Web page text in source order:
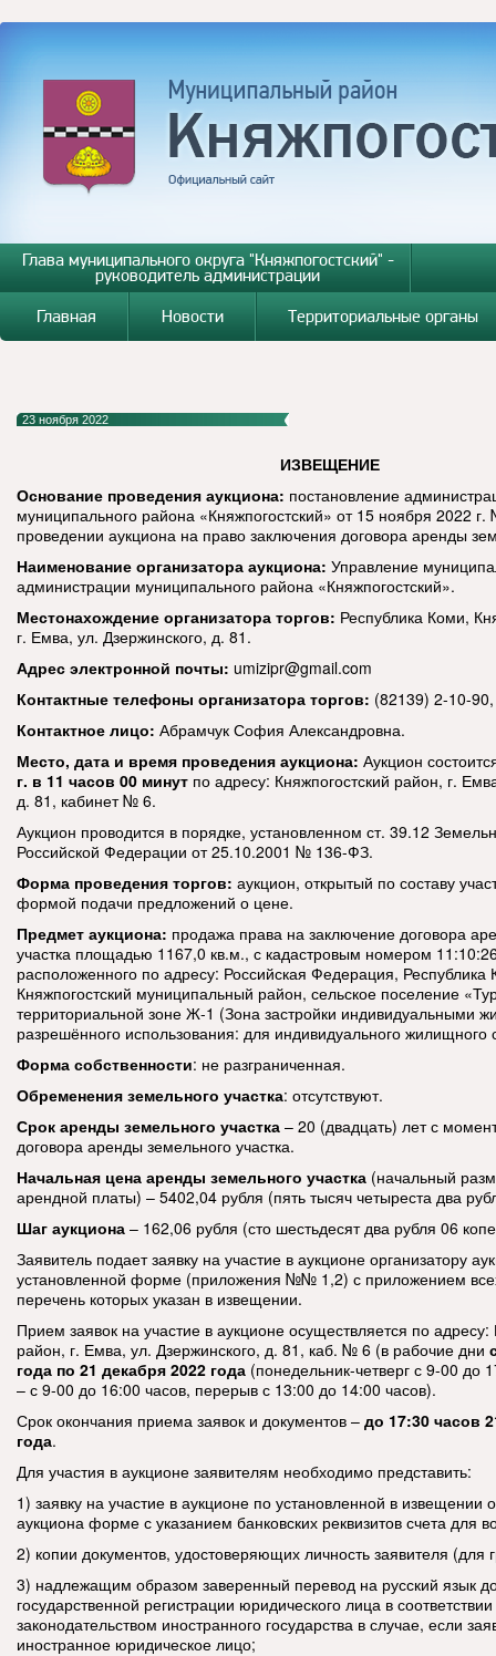
Глава муниципального округа "Княжпогостский" -
руководитель администрации
Главная
Новости Территориальные органы
23 ноября 2022
ИЗВЕЩЕНИЕ
Основание проведения аукциона: постановление
муниципального района «Княжпогостский» от 15 ноября 2022
проведении аукциона на право заключения договора аренды
Наименование организатора аукциона: Управление
администрации муниципального района «Княжпогостский».
Местонахождение организатора торгов: Республика Коми,
г. Емва, ул. Дзержинского, д. 81.
Адрес электронной почты: umizipr@gmail.com
Контактные телефоны организатора торгов: (82139) 2-10-
Контактное лицо: Абрамчук София Александровна.
Место, дата и время проведения аукциона: Аукцион
г. в 11 часов 00 минут по адресу: Княжпогостский район, г.
д. 81, кабинет № 6.
Аукцион проводится в порядке, установленном ст. 39.12
Российской Федерации от 25.10.2001 № 136-ФЗ.
Форма проведения торгов: аукцион, открытый по составу
формой подачи предложений о цене.
Предмет аукциона: продажа права на заключение договора
участка площадью 1167,0 кв.м., с кадастровым номером
расположенного по адресу: Российская Федерация, Республика
Княжпогостский муниципальный район, сельское поселение
территориальной зоне Ж-1 (Зона застройки индивидуальными
разрешённого использования: для индивидуального жилищного
Форма собственности: не разграниченная.
Обременения земельного участка: отсутствуют.
Срок аренды земельного участка – 20 (двадцать) лет с
договора аренды земельного участка.
Начальная цена аренды земельного участка (начальный
арендной платы) – 5402,04 рубля (пять тысяч четыреста два
Шаг аукциона – 162,06 рубля (сто шестьдесят два рубля 06
Заявитель подает заявку на участие в аукционе организатору
установленной форме (приложения №№ 1,2) с приложением
перечень которых указан в извещении.
Прием заявок на участие в аукционе осуществляется по адресу:
район, г. Емва, ул. Дзержинского, д. 81, каб. № 6 (в рабочие дни
года по 21 декабря 2022 года (понедельник-четверг с 9-00 до
– с 9-00 до 16:00 часов, перерыв с 13:00 до 14:00 часов).
Срок окончания приема заявок и документов – до 17:30 часов
года.
Для участия в аукционе заявителям необходимо представить:
1) заявку на участие в аукционе по установленной в извещении
аукциона форме с указанием банковских реквизитов счета для
2) копии документов, удостоверяющих личность заявителя (для
3) надлежащим образом заверенный перевод на русский язык
государственной регистрации юридического лица в
законодательством иностранного государства в случае, если
иностранное юридическое лицо;